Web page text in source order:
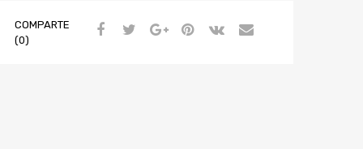
COMPARTE
(0)